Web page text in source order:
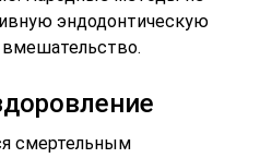
эндодонтическую
вмешательство.
смертельным